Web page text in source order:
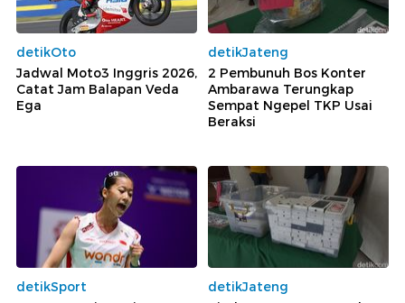
detikOto
Jadwal Moto3 Inggris 2026,
Catat Jam Balapan Veda
Ega
detikJateng
2 Pembunuh Bos Konter
Ambarawa Terungkap
Sempat Ngepel TKP Usai
Beraksi
detikSport
detikJateng